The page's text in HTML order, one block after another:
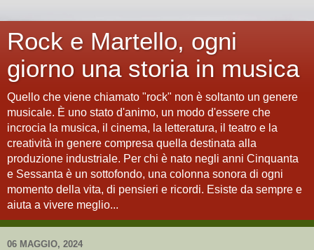
Rock e Martello, ogni
giorno una storia in musica
Quello che viene chiamato "rock" non è soltanto un genere
musicale. È uno stato d'animo, un modo d'essere che
incrocia la musica, il cinema, la letteratura, il teatro e la
creatività in genere compresa quella destinata alla
produzione industriale. Per chi è nato negli anni Cinquanta
e Sessanta è un sottofondo, una colonna sonora di ogni
momento della vita, di pensieri e ricordi. Esiste da sempre e
aiuta a vivere meglio...
06 MAGGIO, 2024